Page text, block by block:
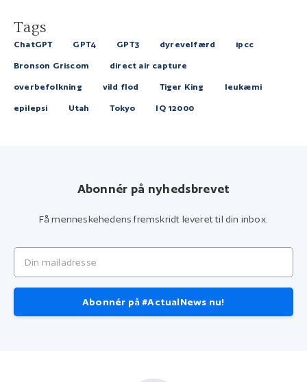
Tags
ChatGPT GPT4 GPT3 dyrevelfærd ipcc
Bronson Griscom direct air capture
overbefolkning vild flod Tiger King leukæmi
epilepsi Utah Tokyo IQ 12000
Abonnér på nyhedsbrevet
Få menneskehedens fremskridt leveret til din inbox.
Din mailadresse
Abonnér på #ActualNews nu!